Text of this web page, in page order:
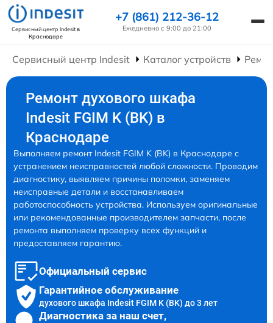
Сервисный центр Indesitв
Краснодаре
+7 (861) 212-36-12
Ежедневно с 9:00 до 21:00
Сервисный центр Indesit Каталог устройств
Ремонт духового шкафа
Indesit FGIM K (BK) в
Краснодаре
Выполняем ремонт Indesit FGIM K (BK) в Краснодаре с
устранением неисправностей любой сложности. Проводим
диагностику, выявляем причины поломки, заменяем
неисправные детали и восстанавливаем
работоспособность устройства. Используем оригинальные
или рекомендованные производителем запчасти, после
ремонта выполняем проверку всех функций и
предоставляем гарантию.
Официальный сервис
Гарантийное обслуживание
духового шкафа Indesit FGIM K (BK) до 3 лет
Диагностика за наш счет,